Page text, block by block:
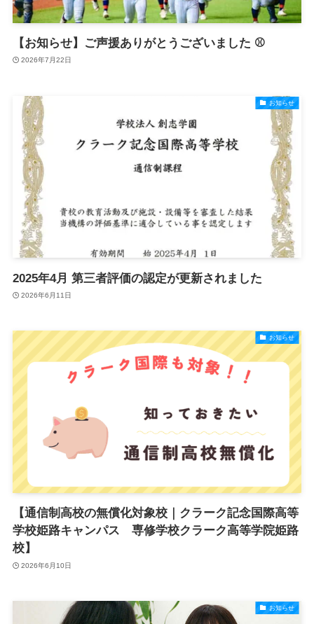
【お知らせ】ご声援ありがとうございました ⚾
2026年7月22日
お知らせ
2025年4月 第三者評価の認定が更新されました
2026年6月11日
お知らせ
【通信制高校の無償化対象校｜クラーク記念国際高等
学校姫路キャンパス 専修学校クラーク高等学院姫路
校】
2026年6月10日
お知らせ